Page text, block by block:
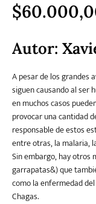
Literatura juvenil
Política
$
Autor:
A pesar de los grandes
siguen causando al ser
en muchos casos
provocar una cantidad
responsable de estos
entre otras, la malaria,
Sin embargo, hay otros
garrapatas&) que
como la enfermedad
Chagas.